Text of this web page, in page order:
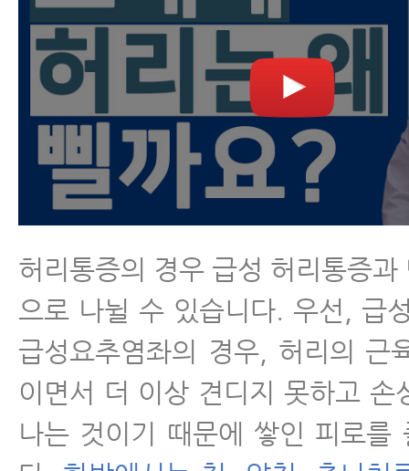
허리통증의 경우 급성 허리통증과
으로 나뉠 수 있습니다. 우선, 급
급성요추염좌의 경우, 허리의 근
이면서 더 이상 견디지 못하고 손
나는 것이기 때문에 쌓인 피로를